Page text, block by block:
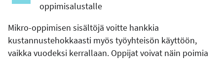
oppimisalustalle
Mikro-oppimisen sisältöjä voitte hankkia
kustannustehokkaasti myös työyhteisön käyttöön,
vaikka vuodeksi kerrallaan. Oppijat voivat näin poimia